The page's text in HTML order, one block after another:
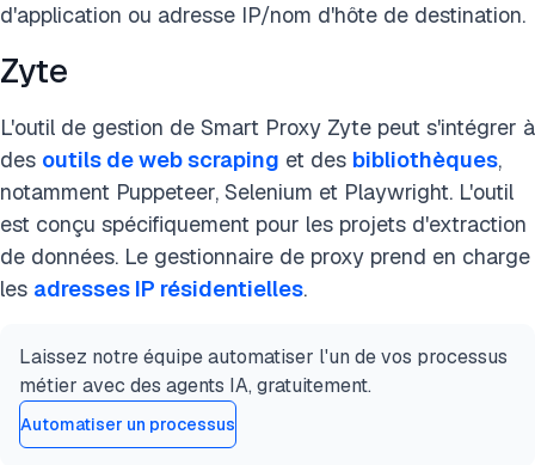
d'application ou adresse IP/nom d'hôte de destination.
Zyte
L'outil de gestion de Smart Proxy Zyte peut s'intégrer à
des outils de web scraping et des bibliothèques,
notamment Puppeteer, Selenium et Playwright. L'outil
est conçu spécifiquement pour les projets d'extraction
de données. Le gestionnaire de proxy prend en charge
les adresses IP résidentielles.
Laissez notre équipe automatiser l'un de vos processus
métier avec des agents IA, gratuitement.
Automatiser un processus